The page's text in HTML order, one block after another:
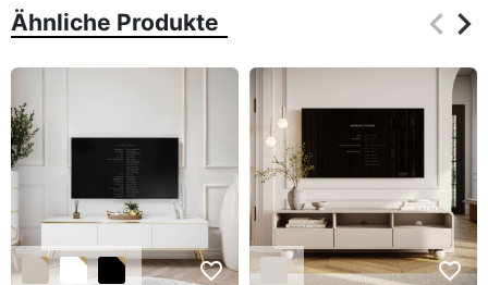
Ähnliche Produkte keyboard_arrow_left
keyboard_arrow_right
favorite_border favorite_border